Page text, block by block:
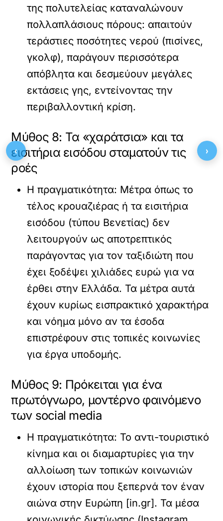
της πολυτελείας καταναλώνουν
πολλαπλάσιους πόρους: απαιτούν
τεράστιες ποσότητες νερού (πισίνες,
γκολφ), παράγουν περισσότερα
απόβλητα και δεσμεύουν μεγάλες
εκτάσεις γης, εντείνοντας την
περιβαλλοντική κρίση.
Μύθος 8: Τα «χαράτσια» και τα
εισιτήρια εισόδου σταματούν τις
ροές
Η πραγματικότητα: Μέτρα όπως το
τέλος κρουαζιέρας ή τα εισιτήρια
εισόδου (τύπου Βενετίας) δεν
λειτουργούν ως αποτρεπτικός
παράγοντας για τον ταξιδιώτη που
έχει ξοδέψει χιλιάδες ευρώ για να
έρθει στην Ελλάδα. Τα μέτρα αυτά
έχουν κυρίως εισπρακτικό χαρακτήρα
και νόημα μόνο αν τα έσοδα
επιστρέφουν στις τοπικές κοινωνίες
για έργα υποδομής.
Μύθος 9: Πρόκειται για ένα
πρωτόγνωρο, μοντέρνο φαινόμενο
των social media
Η πραγματικότητα: Το αντι-τουριστικό
κίνημα και οι διαμαρτυρίες για την
αλλοίωση των τοπικών κοινωνιών
έχουν ιστορία που ξεπερνά τον έναν
αιώνα στην Ευρώπη [in.gr]. Τα μέσα
‹ ›